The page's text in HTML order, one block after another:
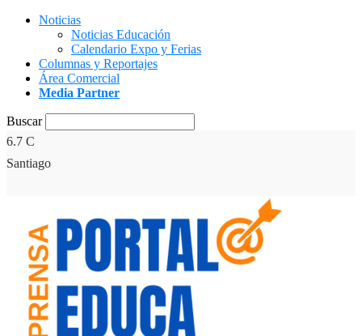
Noticias
Noticias Educación
Calendario Expo y Ferias
Columnas y Reportajes
Área Comercial
Media Partner
Buscar
6.7 C
Santiago